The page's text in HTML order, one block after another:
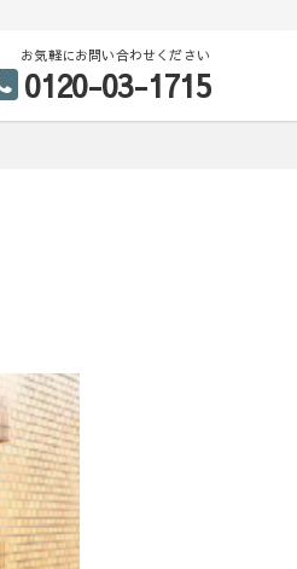
お気軽にお問い合わせください
0120-03-1715